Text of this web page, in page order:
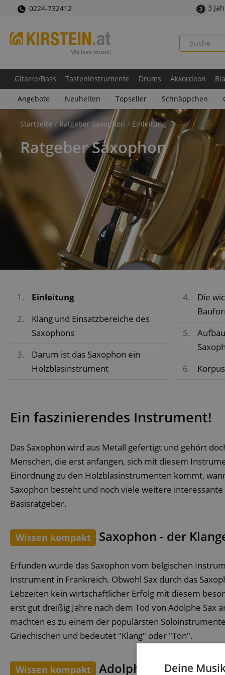
0224-732412 3
Gitarre/Bass Tasteninstrumente Drums Akkordeon
Angebote Neuheiten Topseller Schnäppchen
Startseite Ratgeber Saxophon Einleitung
Ratgeber Saxophon
1.
Einleitung
2.
Klang und Einsatzbereiche des
Saxophons
3.
Darum ist das Saxophon ein
Holzblasinstrument
4.
Die
5.
6.
Ein faszinierendes Instrument!
Das Saxophon wird aus Metall gefertigt und gehört
Menschen, die erst anfangen, sich mit diesem
Einordnung zu den Holzblasinstrumenten kommt,
Saxophon besteht und noch viele weitere
Basisratgeber.
Wissen kompakt Saxophon - der
Erfunden wurde das Saxophon vom belgischen
Instrument in Frankreich. Obwohl Sax durch das
Lebzeiten kein wirtschaftlicher Erfolg mit diesem
erst gut dreißig Jahre nach dem Tod von Adolphe Sax
machten es zu einem der populärsten
Griechischen und bedeutet "Klang" oder "Ton".
Wissen kompakt Adolphe Sax -Deine